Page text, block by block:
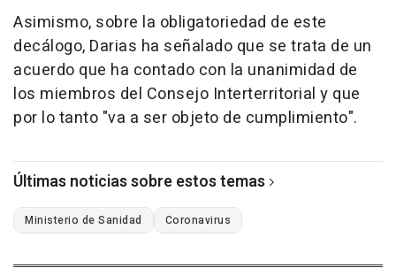
Asimismo, sobre la obligatoriedad de este
decálogo, Darias ha señalado que se trata de un
acuerdo que ha contado con la unanimidad de
los miembros del Consejo Interterritorial y que
por lo tanto "va a ser objeto de cumplimiento".
Últimas noticias sobre estos temas
Ministerio de Sanidad Coronavirus